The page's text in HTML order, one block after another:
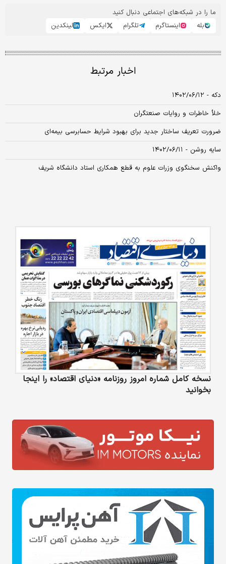
ما را در شبکه‌های اجتماعی دنبال کنید
بله
اینستاگرم تلگرام ایکس لینکدین
اخبار مرتبط
دکه - ۱۴۰۲/۰۶/۱۲
خلأ خاطرات و روایات صنعتگران
ضرورت تعریف ساختار جدید برای بهبود شرایط حسابرسی بیمه‌ای
سایه روشن - ۱۴۰۲/۰۶/۱۱
واکنش سخنگوی وزرات علوم به قطع همکاری استاد دانشگاه شریف
نسخه کامل شماره امروز روزنامه «دنیای‌ اقتصاد» را اینجا
بخوانید